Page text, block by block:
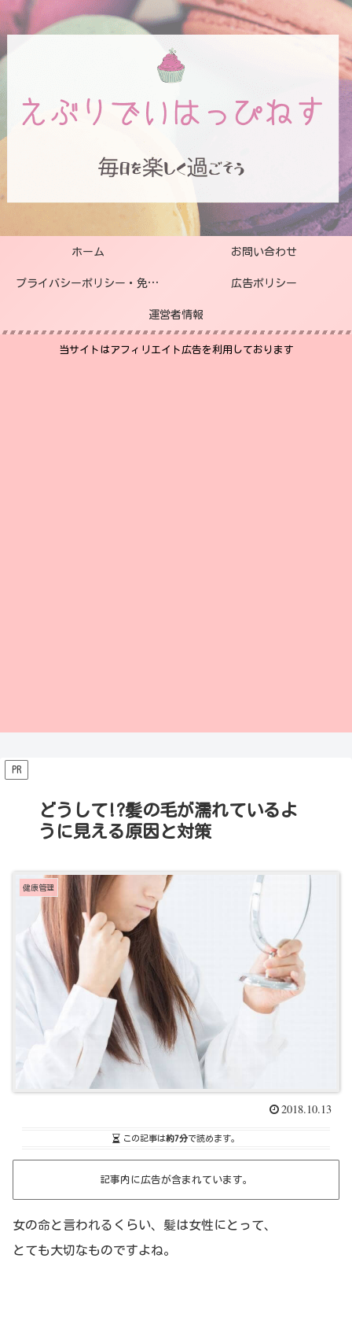
ホーム お問い合わせ
プライバシーポリシー・免責事項 広告ポリシー
運営者情報
当サイトはアフィリエイト広告を利用しております
PR
どうして!?髪の毛が濡れているよ
うに見える原因と対策
健康管理
2018.10.13
この記事は約7分で読めます。
記事内に広告が含まれています。
女の命と言われるくらい、髪は女性にとって、
とても大切なものですよね。